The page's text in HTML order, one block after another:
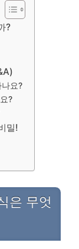
?
요?
?
밀!
은 무엇